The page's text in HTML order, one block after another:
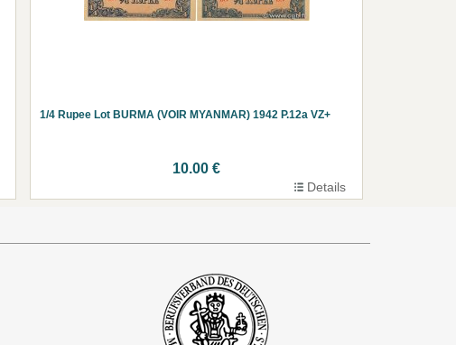
1/4 Rupee Lot BURMA (VOIR MYANMAR) 1942 P.12a VZ+
10.00 €
Details